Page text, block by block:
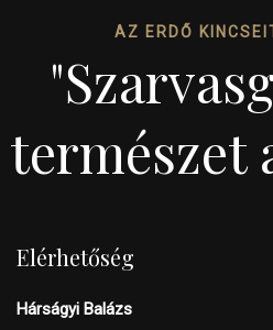
AZ ERDŐ
természet
Elérhetőség
Hárságyi Balázs